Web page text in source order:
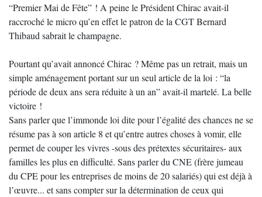
“Premier Mai de Fête” ! A peine le Président Chirac avait-il
raccroché le micro qu’en effet le patron de la CGT Bernard
Thibaud sabrait le champagne.
Pourtant qu’avait annoncé Chirac ? Même pas un retrait, mais un
simple aménagement portant sur un seul article de la loi : “la
période de deux ans sera réduite à un an” avait-il martelé. La belle
victoire !
Sans parler que l’immonde loi dite pour l’égalité des chances ne se
résume pas à son article 8 et qu’entre autres choses à vomir, elle
permet de couper les vivres -sous des prétextes sécuritaires- aux
familles les plus en difficulté. Sans parler du CNE (frère jumeau
du CPE pour les entreprises de moins de 20 salariés) qui est déjà à
l’œuvre... et sans compter sur la détermination de ceux qui